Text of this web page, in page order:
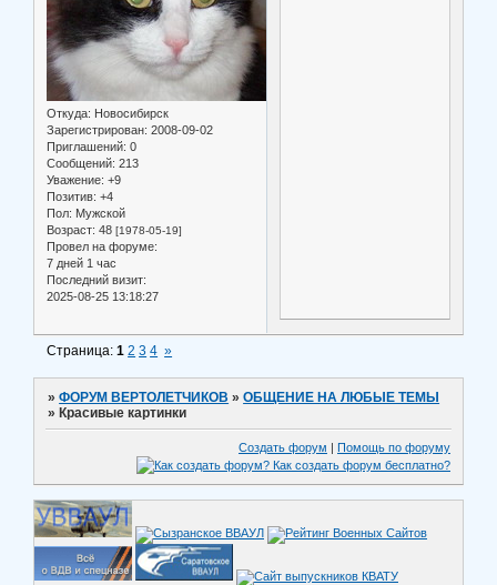
Откуда: Новосибирск
Зарегистрирован: 2008-09-02
Приглашений: 0
Сообщений: 213
Уважение: +9
Позитив: +4
Пол: Мужской
Возраст: 48 [1978-05-19]
Провел на форуме:
7 дней 1 час
Последний визит:
2025-08-25 13:18:27
Страница:1 2 3 4 »
»ФОРУМ ВЕРТОЛЕТЧИКОВ »ОБЩЕНИЕ НА ЛЮБЫЕ ТЕМЫ
»Красивые картинки
Создать форум | Помощь по форуму